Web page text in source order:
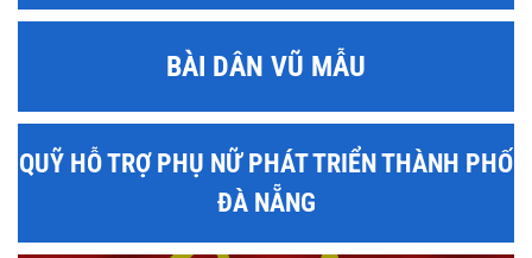
BÀI DÂN VŨ MẪU
QUỸ HỖ TRỢ PHỤ NỮ PHÁT TRIỂN THÀNH PHỐ
ĐÀ NẴNG